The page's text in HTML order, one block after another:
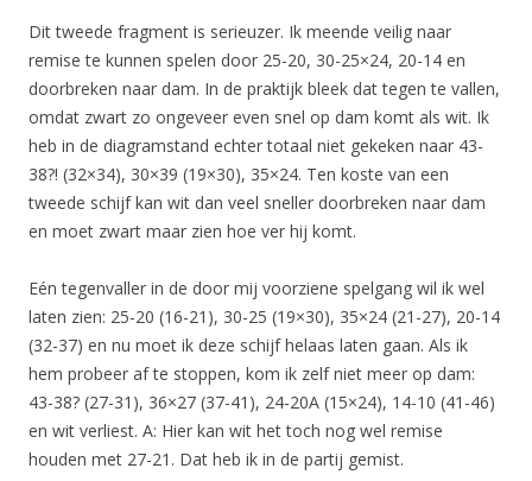
Dit tweede fragment is serieuzer. Ik meende veilig naar
remise te kunnen spelen door 25-20, 30-25×24, 20-14 en
doorbreken naar dam. In de praktijk bleek dat tegen te vallen,
omdat zwart zo ongeveer even snel op dam komt als wit. Ik
heb in de diagramstand echter totaal niet gekeken naar 43-
38?! (32×34), 30×39 (19×30), 35×24. Ten koste van een
tweede schijf kan wit dan veel sneller doorbreken naar dam
en moet zwart maar zien hoe ver hij komt.
Eén tegenvaller in de door mij voorziene spelgang wil ik wel
laten zien: 25-20 (16-21), 30-25 (19×30), 35×24 (21-27), 20-14
(32-37) en nu moet ik deze schijf helaas laten gaan. Als ik
hem probeer af te stoppen, kom ik zelf niet meer op dam:
43-38? (27-31), 36×27 (37-41), 24-20A (15×24), 14-10 (41-46)
en wit verliest. A: Hier kan wit het toch nog wel remise
houden met 27-21. Dat heb ik in de partij gemist.